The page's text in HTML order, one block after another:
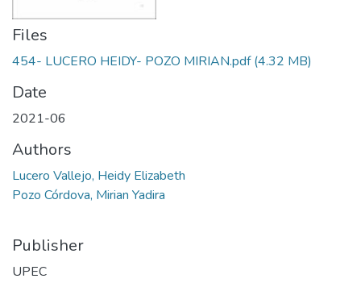
Files
454- LUCERO HEIDY- POZO MIRIAN.pdf(4.32 MB)
Date
2021-06
Authors
Lucero Vallejo, Heidy Elizabeth
Pozo Córdova, Mirian Yadira
Publisher
UPEC